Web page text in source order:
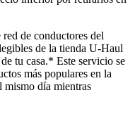
de conductores del
de la tienda U-Haul
tu casa.* Este servicio se
más populares en la
mismo día mientras